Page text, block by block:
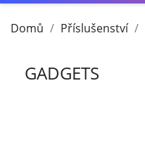
Domů Příslušenství
GADGETS